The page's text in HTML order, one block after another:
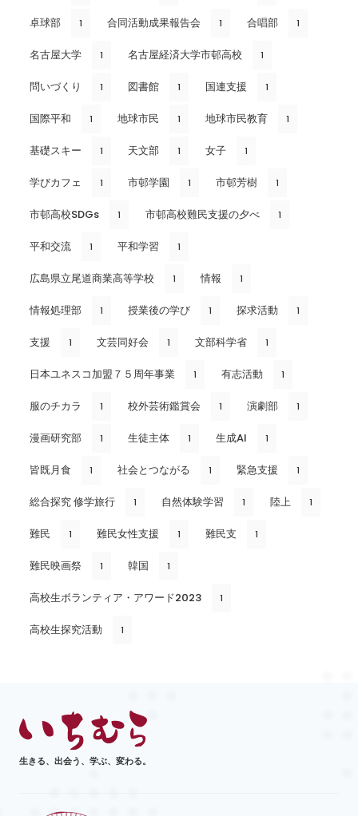
卓球部 1 合同活動成果報告会 1 合唱部 1
名古屋大学 1 名古屋経済大学市邨高校 1
問いづくり 1 図書館 1 国連支援 1
国際平和 1 地球市民 1 地球市民教育 1
基礎スキー 1 天文部 1 女子 1
学びカフェ 1 市邨学園 1 市邨芳樹 1
市邨高校SDGs 1 市邨高校難民支援の夕べ 1
平和交流 1 平和学習 1
広島県立尾道商業高等学校 1 情報 1
情報処理部 1 授業後の学び 1 探求活動 1
支援 1 文芸同好会 1 文部科学省 1
日本ユネスコ加盟７５周年事業 1 有志活動 1
服のチカラ 1 校外芸術鑑賞会 1 演劇部 1
漫画研究部 1 生徒主体 1 生成AI 1
皆既月食 1 社会とつながる 1 緊急支援 1
総合探究 修学旅行 1 自然体験学習 1 陸上 1
難民 1 難民女性支援 1 難民支 1
難民映画祭 1 韓国 1
高校生ボランティア・アワード2023 1
高校生探究活動 1
生きる、出会う、学ぶ、変わる。